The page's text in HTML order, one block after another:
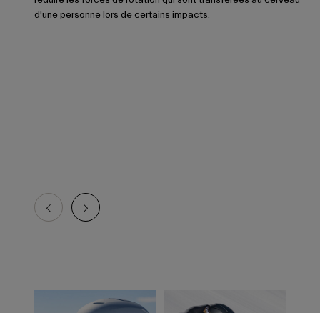
d'une personne lors de certains impacts.